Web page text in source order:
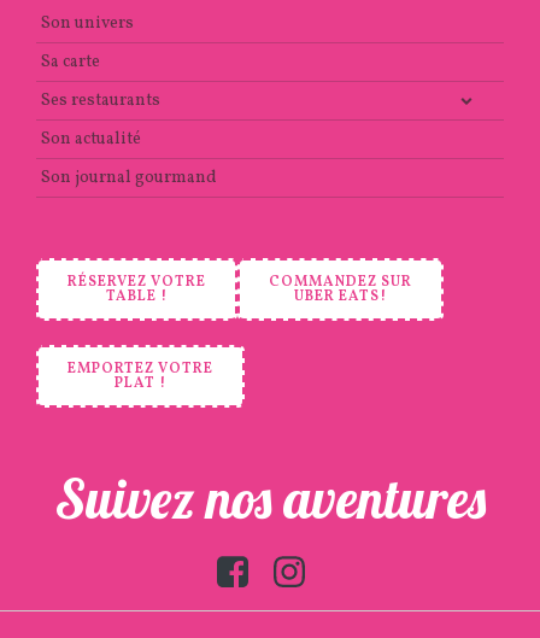
Son univers
Sa carte
Ses restaurants
Son actualité
Son journal gourmand
RÉSERVEZ VOTRE
TABLE !
COMMANDEZ SUR
UBER EATS!
EMPORTEZ VOTRE
PLAT !
Suivez nos aventures